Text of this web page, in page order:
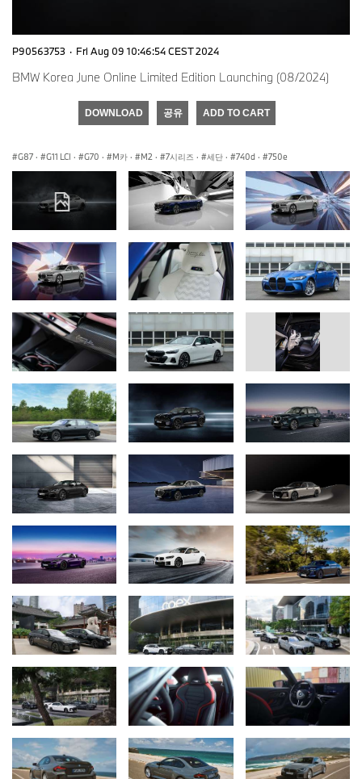
P90563753 · Fri Aug 09 10:46:54 CEST 2024
BMW Korea June Online Limited Edition Launching (08/2024)
DOWNLOAD 공유 ADD TO CART
G87 · G11 LCI · G70 · M카 · M2 · 7시리즈 · 세단 · 740d · 750e